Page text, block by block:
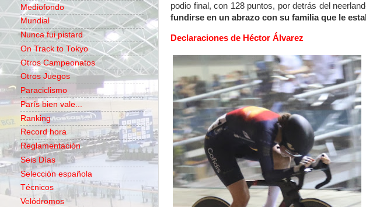
podio final, con 128 puntos, por detrás del
fundirse en un abrazo con su familia que le
Declaraciones de Héctor Álvarez
Mediofondo
Mundial
Nunca fui pistard
On Track to Tokyo
Otros Campeonatos
Otros Juegos
Paraciclismo
París bien vale...
Ranking
Record hora
Reglamentación
Seis Días
Selección española
Técnicos
Velódromos